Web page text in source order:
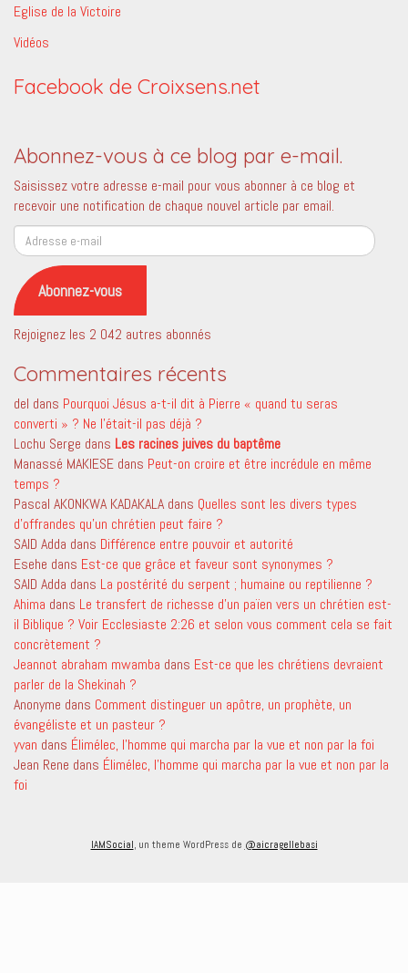
Eglise de la Victoire
Vidéos
Facebook de Croixsens.net
Abonnez-vous à ce blog par e-mail.
Saisissez votre adresse e-mail pour vous abonner à ce blog et
recevoir une notification de chaque nouvel article par email.
Adresse
e-
mail
Abonnez-vous
Rejoignez les 2 042 autres abonnés
Commentaires récents
del dans Pourquoi Jésus a-t-il dit à Pierre « quand tu seras
converti » ? Ne l’était-il pas déjà ?
Lochu Serge dans Les racines juives du baptême
Manassé MAKIESE dans Peut-on croire et être incrédule en même
temps ?
Pascal AKONKWA KADAKALA dans Quelles sont les divers types
d’offrandes qu’un chrétien peut faire ?
SAID Adda dans Différence entre pouvoir et autorité
Esehe dans Est-ce que grâce et faveur sont synonymes ?
SAID Adda dans La postérité du serpent ; humaine ou reptilienne ?
Ahima dans Le transfert de richesse d’un païen vers un chrétien est-
il Biblique ? Voir Ecclesiaste 2:26 et selon vous comment cela se fait
concrètement ?
Jeannot abraham mwamba dans Est-ce que les chrétiens devraient
parler de la Shekinah ?
Anonyme dans Comment distinguer un apôtre, un prophète, un
évangéliste et un pasteur ?
yvan dans Élimélec, l’homme qui marcha par la vue et non par la foi
Jean Rene dans Élimélec, l’homme qui marcha par la vue et non par la
foi
IAMSocial , un theme WordPress de @aicragellebasi